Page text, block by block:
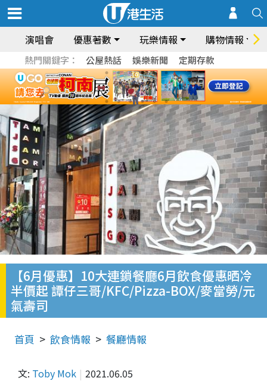
演唱會 優惠著數 玩樂情報 購物情報
熱門關鍵字： 公屋熱話 娛樂新聞 定期存款
【6月優惠】10大連鎖餐廳6月飲食優惠晒冷
半價起 譚仔三哥/KFC/Pizza-BOX/麥當勞/元
氣壽司
首頁 飲食情報 餐廳情報
文: Toby Mok 2021.06.05